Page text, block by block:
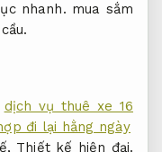
nhanh. mua sắm
dịch vụ thuê xe 16
đi lại hằng ngày
Thiết kế hiện đại.